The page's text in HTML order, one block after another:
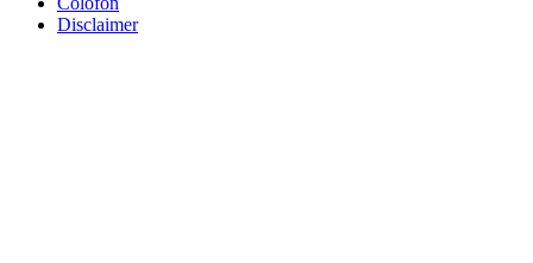
Disclaimer